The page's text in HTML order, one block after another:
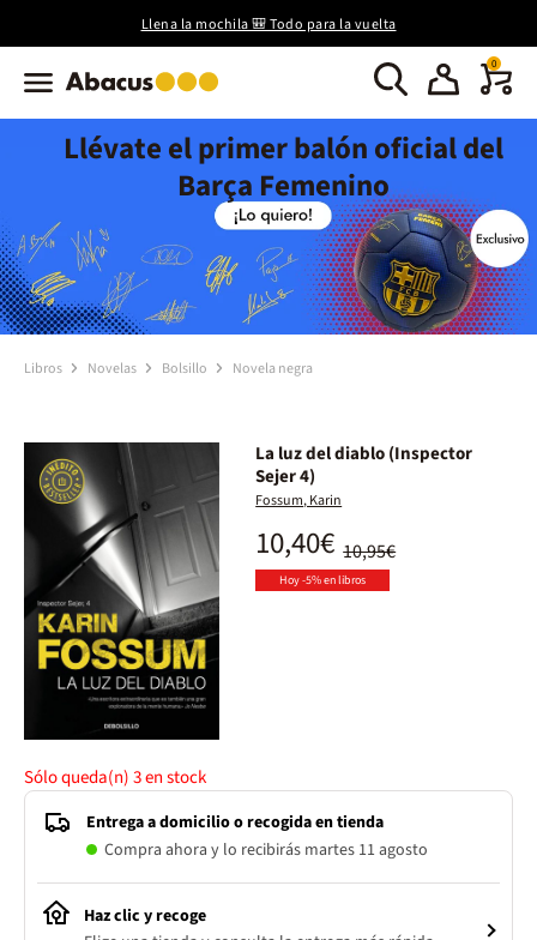
Llena la mochila 🎒 Todo para la vuelta
0
Llévate el primer balón oficial del
Barça Femenino
Libros Novelas Bolsillo Novela negra
La luz del diablo (Inspector
Sejer 4)
Fossum, Karin
10,95€
10,40€
Hoy -5% en libros
Sólo queda(n)3en stock
Entrega a domicilio o recogida en tienda
Compra ahora y lo recibirás martes 11 agosto
Haz clic y recoge